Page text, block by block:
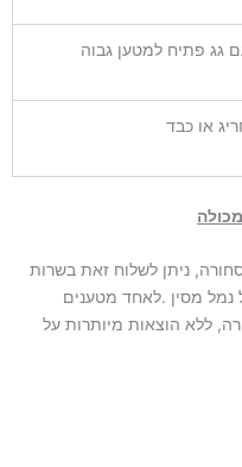
גג פתיח למטען גבוה
או כבד
ניתן לשלוח זאת בשרות
מסין .לאחד מטענים
ללא הוצאות מיותרות על